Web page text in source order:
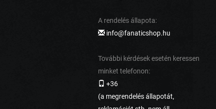
A rendelés állapota:
info@fanaticshop.hu
További kérdések esetén keressen
minket telefonon:
+36
(a megrendelés állapotát,